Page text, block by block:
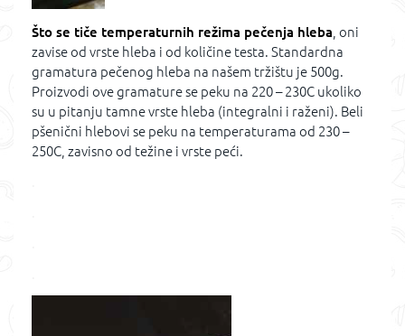
Što se tiče temperaturnih režima pečenja hleba , oni
zavise od vrste hleba i od količine testa. Standardna
gramatura pečenog hleba na našem tržištu je 500g.
Proizvodi ove gramature se peku na 220 – 230C ukoliko
su u pitanju tamne vrste hleba (integralni i raženi). Beli
pšenični hlebovi se peku na temperaturama od 230 –
250C, zavisno od težine i vrste peći.